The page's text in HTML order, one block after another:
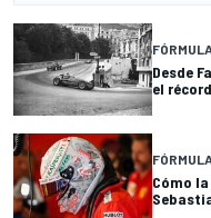
Desde
el
Cómo